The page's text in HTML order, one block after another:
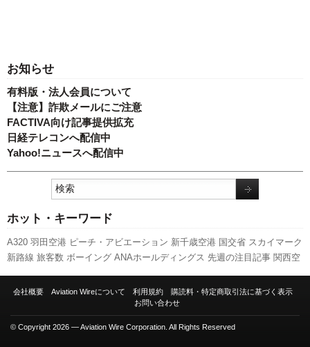
お知らせ
有料版・法人会員について
【注意】詐欺メールにご注意
FACTIVA向け記事提供拡充
日経テレコンへ配信中
Yahoo!ニュースへ配信中
ホット・キーワード
A320 羽田空港 ピーチ・アビエーション 新千歳空港 国交省 スカイマーク
新路線 旅客数 ボーイング ANAホールディングス 先週の注目記事 関西空
空港 実績 国交省航空局 新型コロナウイルス 日本航空 A350 XWB
利用実
キャンペーン
737NG 人事
会社概要 Aviation Wireについて 利用規約
購読料・特定商取引法に基づく表示
お問い合わせ
© Copyright 2026 — Aviation Wire Corporation. All Rights Reserved